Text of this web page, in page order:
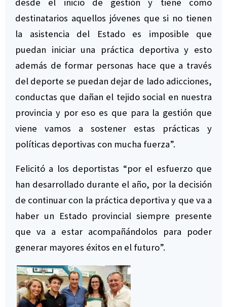
desde el inicio de gestión y tiene como
destinatarios aquellos jóvenes que si no tienen
la asistencia del Estado es imposible que
puedan iniciar una práctica deportiva y esto
además de formar personas hace que a través
del deporte se puedan dejar de lado adicciones,
conductas que dañan el tejido social en nuestra
provincia y por eso es que para la gestión que
viene vamos a sostener estas prácticas y
políticas deportivas con mucha fuerza”.
Felicitó a los deportistas “por el esfuerzo que
han desarrollado durante el año, por la decisión
de continuar con la práctica deportiva y que va a
haber un Estado provincial siempre presente
que va a estar acompañándolos para poder
generar mayores éxitos en el futuro”.